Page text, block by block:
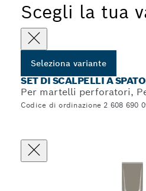
Scegli la tua
Seleziona variante
SET DI SCALPELLI A
Per martelli perforatori,
Codice di ordinazione 2 608 690